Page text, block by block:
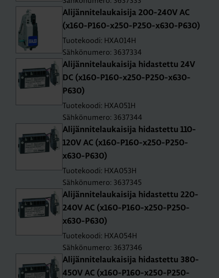
Ali­jän­ni­te­lau­kai­si­ja 200-240V AC
(x160-P160-x250-P250-x630-P630)
Tuotekoodi: HXA014H
Sähkönumero: 3637334
Ali­jän­ni­te­lau­kai­si­ja hi­das­tet­tu 24V
DC (x160-P160-x250-P250-x630-
P630)
Tuotekoodi: HXA051H
Sähkönumero: 3637344
Ali­jän­ni­te­lau­kai­si­ja hi­das­tet­tu 110-
120V AC (x160-P160-x250-P250-
x630-P630)
Tuotekoodi: HXA053H
Sähkönumero: 3637345
Ali­jän­ni­te­lau­kai­si­ja hi­das­tet­tu 220-
240V AC (x160-P160-x250-P250-
x630-P630)
Tuotekoodi: HXA054H
Sähkönumero: 3637346
Ali­jän­ni­te­lau­kai­si­ja hi­das­tet­tu 380-
450V AC (x160-P160-x250-P250-